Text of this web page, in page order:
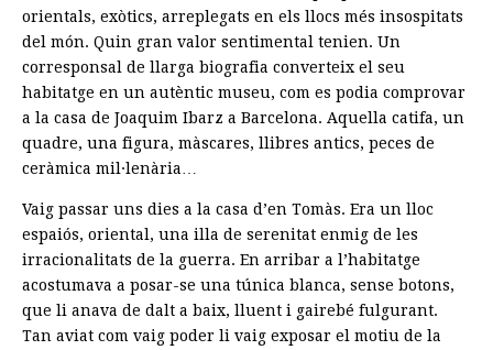
orientals, exòtics, arreplegats en els llocs més insospitats
del món. Quin gran valor sentimental tenien. Un
corresponsal de llarga biografia converteix el seu
habitatge en un autèntic museu, com es podia comprovar
a la casa de Joaquim Ibarz a Barcelona. Aquella catifa, un
quadre, una figura, màscares, llibres antics, peces de
ceràmica mil·lenària…
Vaig passar uns dies a la casa d’en Tomàs. Era un lloc
espaiós, oriental, una illa de serenitat enmig de les
irracionalitats de la guerra. En arribar a l’habitatge
acostumava a posar-se una túnica blanca, sense botons,
que li anava de dalt a baix, lluent i gairebé fulgurant.
Tan aviat com vaig poder li vaig exposar el motiu de la